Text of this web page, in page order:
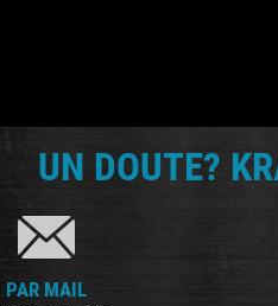
UN DOUTE?
PAR MAIL